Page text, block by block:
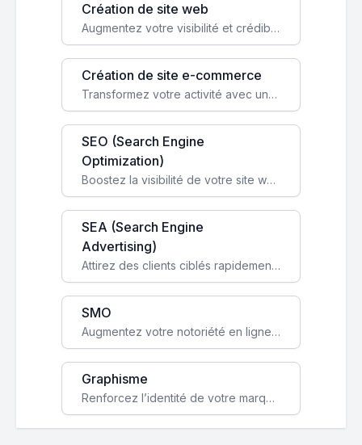
Création de site web
Augmentez votre visibilité et crédibilité en ligne avec un site web performant, conçu pour attirer plus de clients.
Création de site e-commerce
Transformez votre activité avec une boutique en ligne, accessible à l'échelle mondiale 24/7.
SEO (Search Engine
Optimization)
Boostez la visibilité de votre site web sur Google et attirez du trafic qualifié grâce à nos stratégies SEO.
SEA (Search Engine
Advertising)
Attirez des clients ciblés rapidement avec des campagnes publicitaires payantes optimisées pour vos objectifs.
SMO
Augmentez votre notoriété en ligne et stimulez la croissance de votre entreprise grâce à une stratégie sociale sur mesure.
Graphisme
Renforcez l’identité de votre marque avec un design unique qui capte l’attention et engage vos clients.